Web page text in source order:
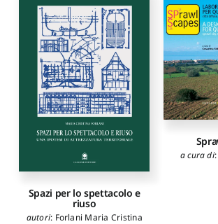
Spazi per lo spettacolo e
riuso
autori: Forlani Maria Cristina
a cura di